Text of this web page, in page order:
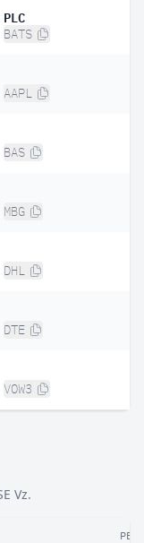
BATS
AAPL
BAS
MBG
DHL
DTE
VOW3
Vz.